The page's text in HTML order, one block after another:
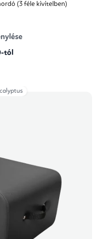
(3 féle kivitelben)
tól